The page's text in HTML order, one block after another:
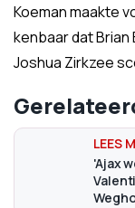
Koeman maakte
kenbaar dat
Joshua Zirkzee
'Ajax